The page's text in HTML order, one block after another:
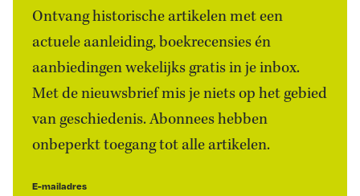
Ontvang historische artikelen met een
actuele aanleiding, boekrecensies én
aanbiedingen wekelijks gratis in je inbox.
Met de nieuwsbrief mis je niets op het gebied
van geschiedenis. Abonnees hebben
onbeperkt toegang tot alle artikelen.
E-mailadres